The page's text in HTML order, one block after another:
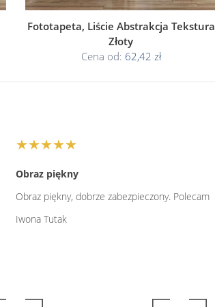
Fototapeta, Liście Abstrakcja Tekstura
Złoty
Cena od: 62,42 zł
★★★★★
Obraz piękny
Obraz piękny, dobrze zabezpieczony. Polecam
Iwona Tutak